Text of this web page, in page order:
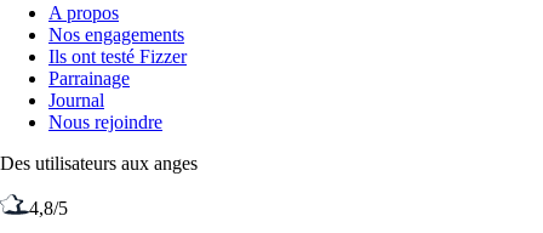
A propos
Nos engagements
Ils ont testé Fizzer
Parrainage
Journal
Nous rejoindre
Des utilisateurs aux anges
4,8/5